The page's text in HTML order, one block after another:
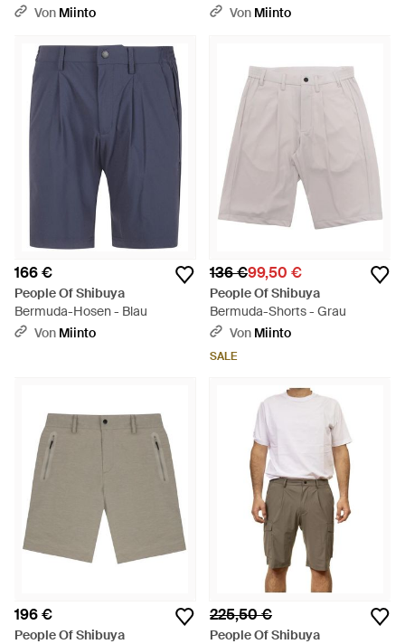
GrauVon Miinto
Von Miinto
166 €
People Of Shibuya
Bermuda-Hosen - Blau
Von Miinto
136 €99,50 €
People Of Shibuya
Bermuda-Shorts - Grau
Von Miinto
SALE
196 €
People Of Shibuya
225,50 €
People Of Shibuya